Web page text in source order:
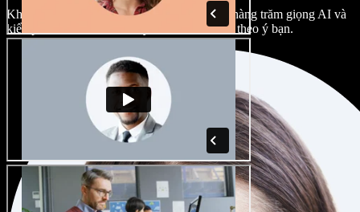
Không dự án nào phải giống nhau. Chọn từ hàng trăm giọng AI và
kiểu phát âm khác nhau; tùy chỉnh hoàn toàn theo ý bạn.